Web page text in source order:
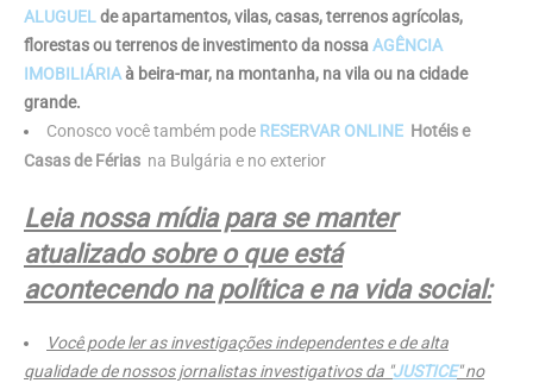
ALUGUELde apartamentos, vilas, casas, terrenos agrícolas,
florestas ou terrenos de investimento da nossaAGÊNCIA
IMOBILIÁRIAà beira-mar, na montanha, na vila ou na cidade
grande.
Conosco você também pode RESERVAR ONLINE Hotéis e
Casas de Férias na Bulgária e no exterior
Leia nossa mídia para se manter
atualizado sobre o que está
acontecendo na política e na vida social:
Você pode ler as investigações independentes e de alta
qualidade de nossos jornalistas investigativos da "JUSTICE" no